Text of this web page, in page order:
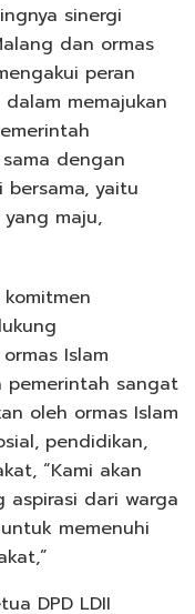
sinergi
dan ormas
peran
memajukan
dengan
bersama, yaitu
maju,
Islam
pemerintah sangat
oleh ormas Islam
pendidikan,
“Kami akan
aspirasi dari warga
memenuhi
DPD LDII